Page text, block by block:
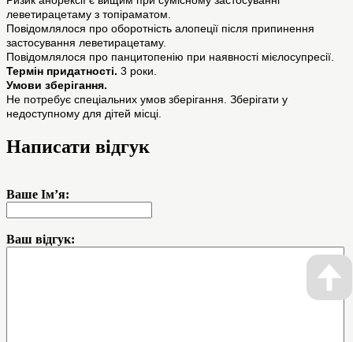
леветирацетаму з топіраматом.
Повідомлялося про оборотність алопеції після припинення
застосування леветирацетаму.
Повідомлялося про панцитопенію при наявності мієлосупресії.
Термін придатності. 3 роки.
Умови зберігання.
Не потребує спеціальних умов зберігання. Зберігати у
недоступному для дітей місці.
Написати відгук
Ваше Ім’я:
Ваш відгук: